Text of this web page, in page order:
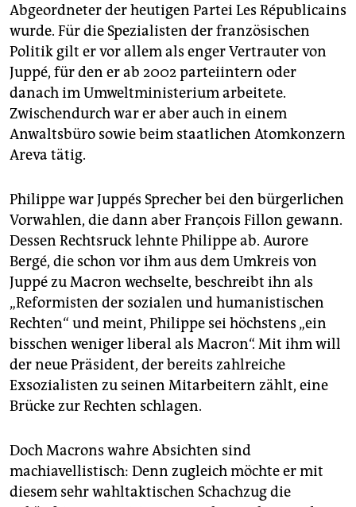
Abgeordneter der heutigen Partei Les Républicains
wurde. Für die Spezialisten der französischen
Politik gilt er vor allem als enger Vertrauter von
Juppé, für den er ab 2002 parteiintern oder
danach im Umweltministerium arbeitete.
Zwischendurch war er aber auch in einem
Anwaltsbüro sowie beim staatlichen Atomkonzern
Areva tätig.
Philippe war Juppés Sprecher bei den bürgerlichen
Vorwahlen, die dann aber François Fillon gewann.
Dessen Rechtsruck lehnte Philippe ab. Aurore
Bergé, die schon vor ihm aus dem Umkreis von
Juppé zu Macron wechselte, beschreibt ihn als
„Reformisten der sozialen und humanistischen
Rechten“ und meint, Philippe sei höchstens „ein
bisschen weniger liberal als Macron“. Mit ihm will
der neue Präsident, der bereits zahlreiche
Exsozialisten zu seinen Mitarbeitern zählt, eine
Brücke zur Rechten schlagen.
Doch Macrons wahre Absichten sind
machiavellistisch: Denn zugleich möchte er mit
diesem sehr wahltaktischen Schachzug die